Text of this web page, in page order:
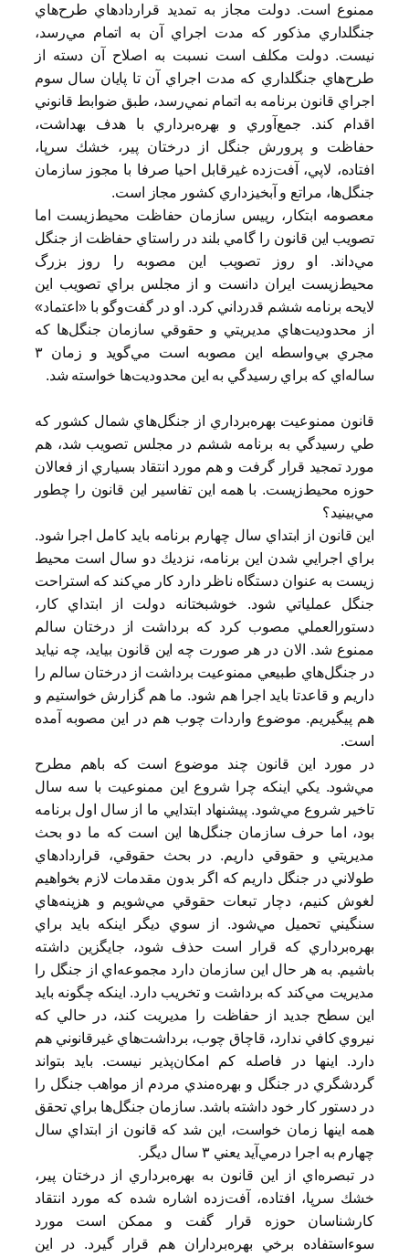
ممنوع است. دولت مجاز به تمديد قراردادهاي طرح‌هاي
جنگلداري مذكور كه مدت اجراي آن به اتمام مي‌رسد،
نيست. دولت مكلف است نسبت به اصلاح آن دسته از
طرح‌هاي جنگلداري كه مدت اجراي آن تا پايان سال سوم
اجراي قانون برنامه به اتمام نمي‌رسد، طبق ضوابط قانوني
اقدام كند. جمع‌آوري و بهره‌برداري با هدف بهداشت،
حفاظت و پرورش جنگل از درختان پير، خشك سرپا،
افتاده، لاپي، آفت‌زده غيرقابل احيا صرفا با مجوز سازمان
جنگل‌ها، مراتع و آبخيزداري كشور مجاز است.
معصومه ابتكار، رييس سازمان حفاظت محيط‌زيست اما
تصويب اين قانون را گامي بلند در راستاي حفاظت از جنگل
مي‌داند. او روز تصويب اين مصوبه را روز بزرگ
محيط‌زيست ايران دانست و از مجلس براي تصويب اين
لايحه برنامه ششم قدرداني كرد. او در گفت‌وگو با «اعتماد»
از محدوديت‌هاي مديريتي و حقوقي سازمان جنگل‌ها كه
مجري بي‌واسطه اين مصوبه است مي‌گويد و زمان ٣
ساله‌اي كه براي رسيدگي به اين محدوديت‌ها خواسته شد.
قانون ممنوعيت بهره‌برداري از جنگل‌هاي شمال كشور كه
طي رسيدگي به برنامه ششم در مجلس تصويب شد، ‌هم
مورد تمجيد قرار گرفت و هم مورد انتقاد بسياري از فعالان
حوزه محيط‌زيست. با همه اين تفاسير اين قانون را چطور
مي‌بينيد؟
اين قانون از ابتداي سال چهارم برنامه بايد كامل اجرا شود.
براي اجرايي شدن اين برنامه، نزديك دو سال است محيط
زيست به عنوان دستگاه ناظر دارد كار مي‌كند كه استراحت
جنگل عملياتي شود. خوشبختانه دولت از ابتداي كار،
دستورالعملي مصوب كرد كه برداشت از درختان سالم
ممنوع شد. الان در هر صورت چه اين قانون بيايد، چه نيايد
در جنگل‌هاي طبيعي ممنوعيت برداشت از درختان سالم را
داريم و قاعدتا بايد اجرا هم شود. ما هم گزارش خواستيم و
هم پيگيريم. موضوع واردات چوب هم در اين مصوبه آمده
است.
در مورد اين قانون چند موضوع است كه باهم مطرح
مي‌شود. يكي اينكه چرا شروع اين ممنوعيت با سه سال
تاخير شروع مي‌شود. پيشنهاد ابتدايي ما از سال اول برنامه
بود، اما حرف سازمان جنگل‌ها اين است كه ما دو بحث
مديريتي و حقوقي داريم. در بحث حقوقي، قراردادهاي
طولاني در جنگل داريم كه اگر بدون مقدمات لازم بخواهيم
لغوش كنيم، دچار تبعات حقوقي مي‌شويم و هزينه‌هاي
سنگيني تحميل مي‌شود. از سوي ديگر اينكه بايد براي
بهره‌‌برداري كه قرار است حذف شود، ‌جايگزين داشته
باشيم. به هر حال اين سازمان دارد مجموعه‌اي از جنگل را
مديريت مي‌كند كه برداشت و تخريب دارد. اينكه چگونه بايد
اين سطح جديد از حفاظت را مديريت كند، در حالي كه
نيروي كافي ندارد، قاچاق چوب، برداشت‌هاي غيرقانوني هم
دارد. اينها در فاصله كم امكان‌پذير نيست. بايد بتواند
گردشگري در جنگل و بهره‌مندي مردم از مواهب جنگل را
در دستور كار خود داشته باشد. سازمان جنگل‌ها براي تحقق
همه اينها زمان خواست، ‌اين شد كه قانون از ابتداي سال
چهارم به اجرا در‌مي‌آيد يعني ٣ سال ديگر.
در تبصره‌اي از اين قانون به بهره‌برداري از درختان پير،
خشك سرپا، افتاده، آفت‌زده اشاره شده كه مورد انتقاد
كارشناسان حوزه قرار گفت و ممكن است مورد
سوءاستفاده برخي بهره‌برداران هم قرار گيرد. در اين